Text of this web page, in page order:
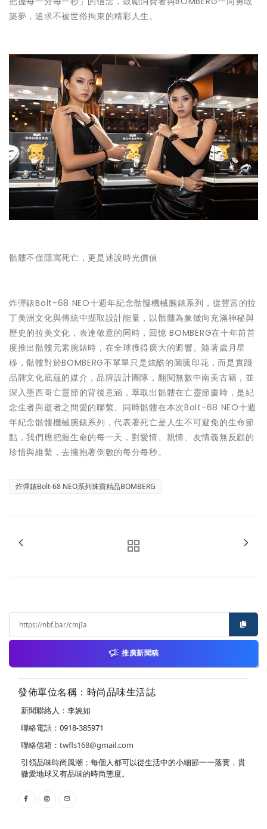
築夢，追求不被世俗拘束的精彩人生。
骷髏不僅隱寓死亡，更是述說時光價值
炸彈錶Bolt-68 NEO十週年紀念骷髏機械腕錶系列，從豐富的拉
丁美洲文化與傳統中擷取設計能量，以骷髏為象徵向充滿神秘與
歷史的拉美文化，表達敬意的同時，回憶 BOMBERG在十年前首
度推出骷髏元素腕錶時，在全球獲得廣大的迴響。隨著歲月星
移，骷髏對於BOMBERG不單單只是炫酷的圖騰印花，而是實踐
品牌文化底蘊的媒介，品牌設計團隊，翻閱無數中南美古籍，並
深入墨西哥亡靈節的背後意涵，萃取出骷髏在亡靈節慶時，是紀
念生者與逝者之間愛的聯繫。同時骷髏在本次Bolt-68 NEO十週
年紀念骷髏機械腕錶系列，代表著死亡是人生不可避免的生命節
點，我們應把握生命的每一天，對愛情、親情、友情義無反顧的
珍惜與維繫，去擁抱著倒數的每分每秒。
炸彈錶Bolt-68 NEO系列珠寶精品BOMBERG
推廣新聞稿
發佈單位名稱：時尚品味生活誌
新聞聯絡人：李婉如
聯絡電話：0918-385971
聯絡信箱： twfls168@gmail.com
引領品味時尚風潮；每個人都可以從生活中的小細節一一落實，貫
徹愛地球又有品味的時尚態度。